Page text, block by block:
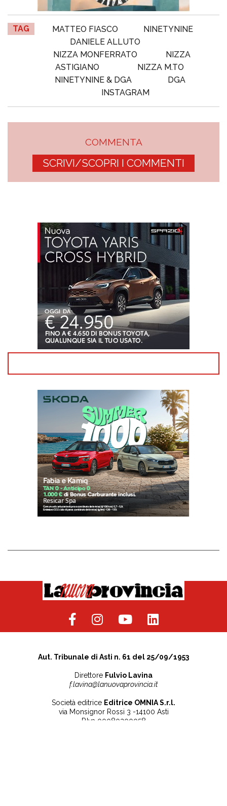
TAG MATTEO FIASCO
NINETYNINE
DANIELE ALLUTO
NIZZA MONFERRATO
NIZZA
ASTIGIANO
NIZZA M.TO
NINETYNINE & DGA
DGA
INSTAGRAM
COMMENTA
SCRIVI/SCOPRI I COMMENTI
Aut. Tribunale di Asti n. 61 del 25/09/1953
Direttore Fulvio Lavina
f.lavina@lanuovaprovincia.it
Società editrice Editrice OMNIA S.r.l.
via Monsignor Rossi 3 -14100 Asti
P.Iva 00080200058